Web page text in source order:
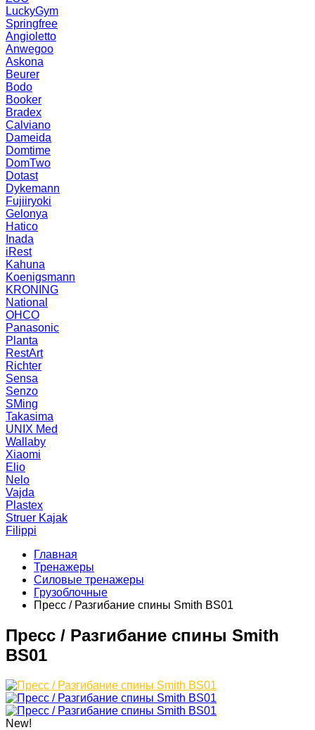
LuckyGym
Springfree
Angioletto
Anwegoo
Askona
Beurer
Bodo
Booker
Bradex
Calviano
Dameida
Domtime
DomTwo
Dotast
Dykemann
Fujiiryoki
Gelonya
Hatico
Inada
iRest
Kahuna
Koenigsmann
KRONING
National
OHCO
Panasonic
Planta
RestArt
Richter
Sensa
Senzo
SMing
Takasima
UNIX Med
Wallaby
Xiaomi
Elio
Nelo
Vajda
Plastex
Struer Kajak
Filippi
Главная
Тренажеры
Силовые тренажеры
Грузоблочные
Пресс / Разгибание спины Smith BS01
Пресс / Разгибание спины Smith
BS01
New!